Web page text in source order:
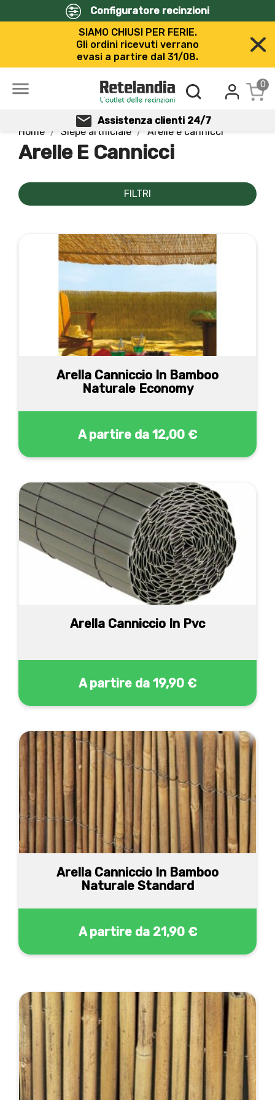
Configuratore recinzioni
SIAMO CHIUSI PER FERIE.
Gli ordini ricevuti verrano
evasi a partire dal 31/08.
 0
Assistenza clienti 24/7
Home
Siepe artificiale Arelle e cannicci
Arelle E Cannicci
FILTRI
Arella Canniccio In Bamboo
Naturale Economy
A partire da 12,00 €
Arella Canniccio In Pvc
A partire da 19,90 €
Arella Canniccio In Bamboo
Naturale Standard
A partire da 21,90 €